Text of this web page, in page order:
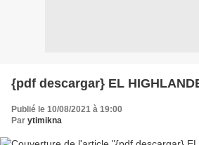
{pdf descargar} EL
Publié le 10/08/2021 à 19:00
Par ytimikna